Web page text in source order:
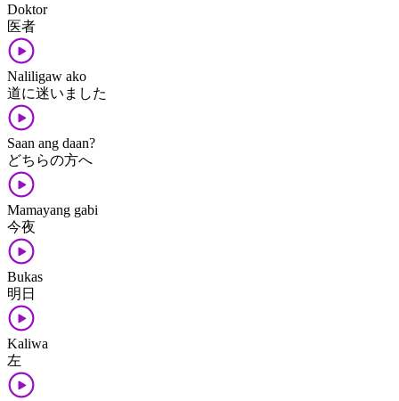
Doktor
医者
Naliligaw ako
道に迷いました
Saan ang daan?
どちらの方へ
Mamayang gabi
今夜
Bukas
明日
Kaliwa
左